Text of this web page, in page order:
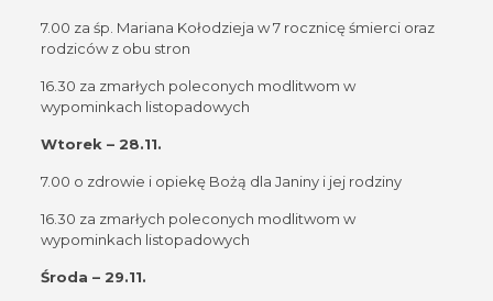
7.00 za śp. Mariana Kołodzieja w 7 rocznicę śmierci oraz
rodziców z obu stron
16.30 za zmarłych poleconych modlitwom w
wypominkach listopadowych
Wtorek – 28.11.
7.00 o zdrowie i opiekę Bożą dla Janiny i jej rodziny
16.30 za zmarłych poleconych modlitwom w
wypominkach listopadowych
Środa – 29.11.